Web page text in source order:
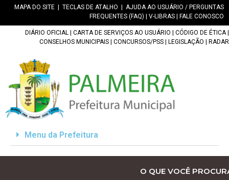
MAPA DO SITE TECLAS DE ATALHO
AJUDA AO USUÁRIO / PERGUNTAS
FREQUENTES (FAQ)
V-LIBRAS FALE CONOSCO
DIÁRIO OFICIAL CARTA DE SERVIÇOS AO USUÁRIO CÓDIGO DE ÉTICA|
CONSELHOS MUNICIPAIS
CONCURSOS/PSS LEGISLAÇÃO RADAR
Menu da Prefeitura
O QUE VOCÊ